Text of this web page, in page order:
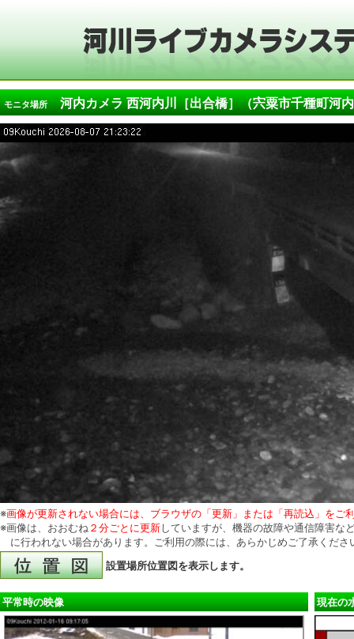
モニタ場所河内カメラ 西河内川［出合橋］（宍粟市千種町河
※画像が更新されない場合には、ブラウザの「更新」または「再読込」をご
※画像は、おおむね ２分ごとに更新していますが、機器の故障や通信障害な
に行われない場合があります。ご利用の際には、あらかじめご了承くださ
設置場所位置図を表示します。
平常時の映像 現在の